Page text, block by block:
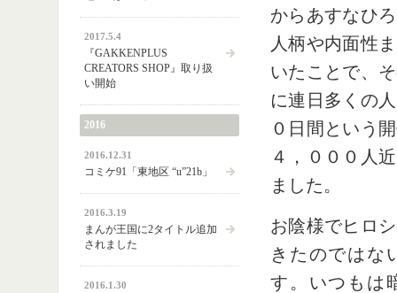
からあすなひ
人柄や内面性
いたことで、
に連日多くの
０日間という
４，０００人
ました。
お陰様でヒロ
きたのではな
す。いつもは
2017.5.4
『GAKKENPLUS
CREATORS SHOP』取り扱
い開始
2016
2016.12.31
コミケ91「東地区 “u”21b」
2016.3.19
まんが王国に2タイトル追加
されました
2016.1.30